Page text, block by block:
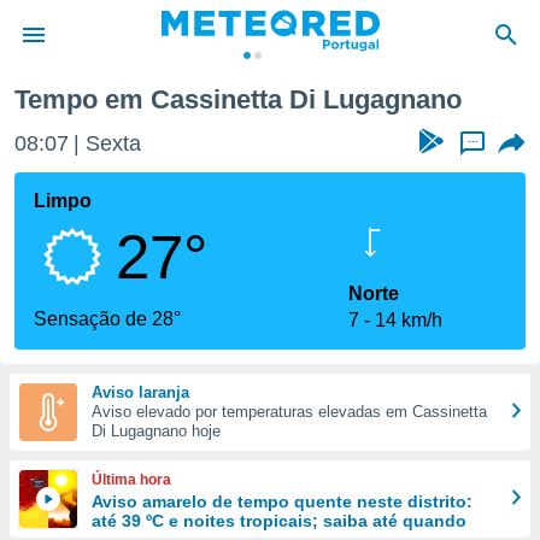
da
foi
fornecidas
a este
das
e
forma
digital
Tempo em Cassinetta Di Lugagnano
08:07 Sexta ...
Limpo
27°
Sensação de 28°
Norte
7
14 km/h
Aviso laranja
Aviso elevado por temperaturas elevadas em Cassinetta
Di Lugagnano hoje
Última hora
Aviso amarelo de tempo quente neste distrito:
até 39 ºC e noites tropicais; saiba até quando